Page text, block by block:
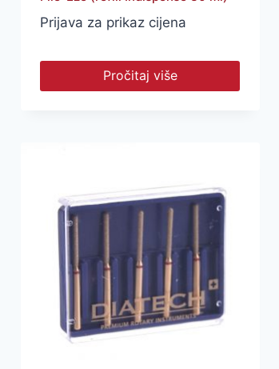
Prijava za prikaz cijena
Pročitaj više